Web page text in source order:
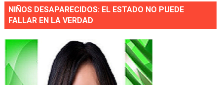
NIÑOS DESAPARECIDOS: EL ESTADO NO PUEDE
FALLAR EN LA VERDAD